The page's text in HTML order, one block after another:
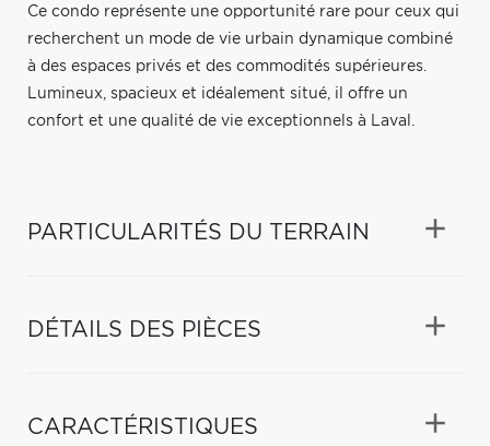
Ce condo représente une opportunité rare pour ceux qui
recherchent un mode de vie urbain dynamique combiné
à des espaces privés et des commodités supérieures.
Lumineux, spacieux et idéalement situé, il offre un
confort et une qualité de vie exceptionnels à Laval.
PARTICULARITÉS DU TERRAIN
DÉTAILS DES PIÈCES
CARACTÉRISTIQUES